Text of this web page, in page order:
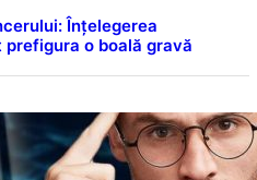
Înțelegerea
o boală gravă
de note: Semnele unui IQ
țin de școală